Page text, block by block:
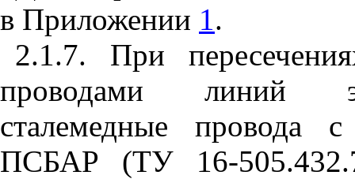
в Приложении 1.
2.1.7. При
проводами линий
сталемедные провода
ПСБАР (ТУ 16-